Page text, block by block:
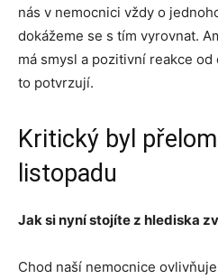
nás v nemocnici vždy o
dokážeme se s tím vyrovnat.
má smysl a pozitivní reakce
to potvrzují.
Kritický byl
listopadu
Jak si nyní stojíte z hlediska
Chod naší nemocnice